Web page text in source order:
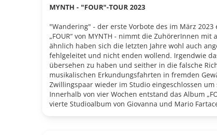
MYNTH - "FOUR"-TOUR 2023
"Wandering" - der erste Vorbote des im März
„FOUR“ von MYNTH - nimmt die ZuhörerInnen
ähnlich haben sich die letzten Jahre wohl auch
fehlgeleitet und nicht enden wollend. Irgendwie
übersehen zu haben und seither in die falsche
musikalischen Erkundungsfahrten in fremden
Zwillingspaar wieder im Studio eingeschlossen
Innerhalb von vier Wochen entstand das Album
vierte Studioalbum von Giovanna und Mario